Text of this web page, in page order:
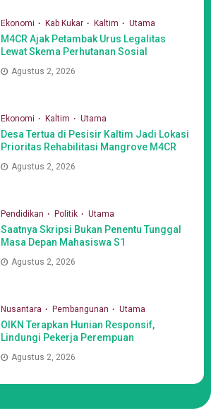
Ekonomi Kab Kukar Kaltim Utama
M4CR Ajak Petambak Urus Legalitas
Lewat Skema Perhutanan Sosial
Agustus 2, 2026
Ekonomi Kaltim Utama
Desa Tertua di Pesisir Kaltim Jadi Lokasi
Prioritas Rehabilitasi Mangrove M4CR
Agustus 2, 2026
Pendidikan Politik Utama
Saatnya Skripsi Bukan Penentu Tunggal
Masa Depan Mahasiswa S1
Agustus 2, 2026
Nusantara Pembangunan Utama
OIKN Terapkan Hunian Responsif,
Lindungi Pekerja Perempuan
Agustus 2, 2026